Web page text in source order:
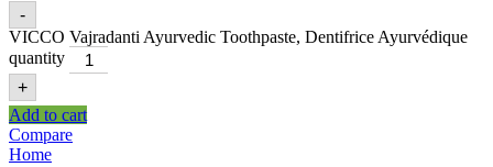
-
VICCO Vajradanti Ayurvedic Toothpaste, Dentifrice Ayurvédique
quantity
+
Add to cart
Compare
Home